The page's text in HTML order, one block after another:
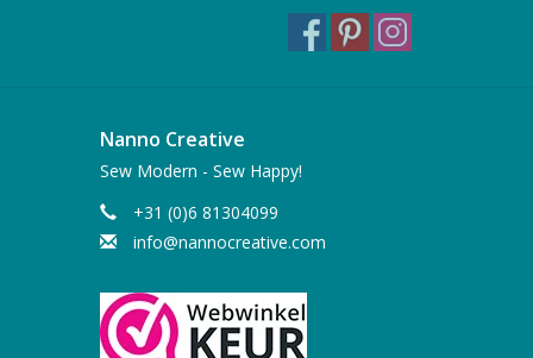
Nanno Creative
Sew Modern - Sew Happy!
+31 (0)6 81304099
info@nannocreative.com